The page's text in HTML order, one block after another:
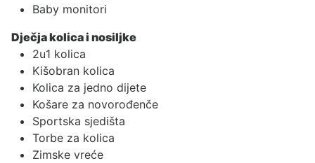
Baby monitori
Dječja kolica i nosiljke
2u1 kolica
Kišobran kolica
Kolica za jedno dijete
Košare za novorođenče
Sportska sjedišta
Torbe za kolica
Zimske vreće